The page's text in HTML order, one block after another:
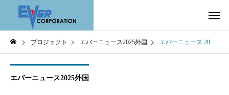
プロジェクト エバーニュース2025外国 エバーニュース 2025 夏号 ～ Indonesia ～
エバーニュース2025外国